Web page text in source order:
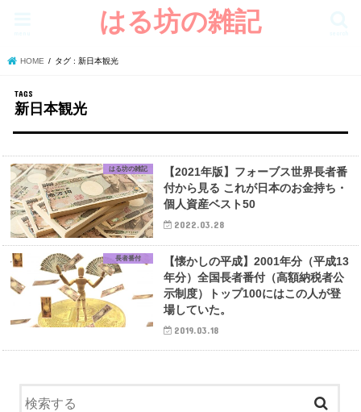
はる坊の雑記
HOME タグ : 新日本観光
新日本観光
はる坊の雑記
【2021年版】フォーブス世界長者番
付から見る これが日本のお金持ち・
個人資産ベスト50
2022.03.28
長者番付
【懐かしの平成】2001年分（平成13
年分）全国長者番付（高額納税者公
示制度）トップ100にはこの人が登
場していた。
2019.03.18